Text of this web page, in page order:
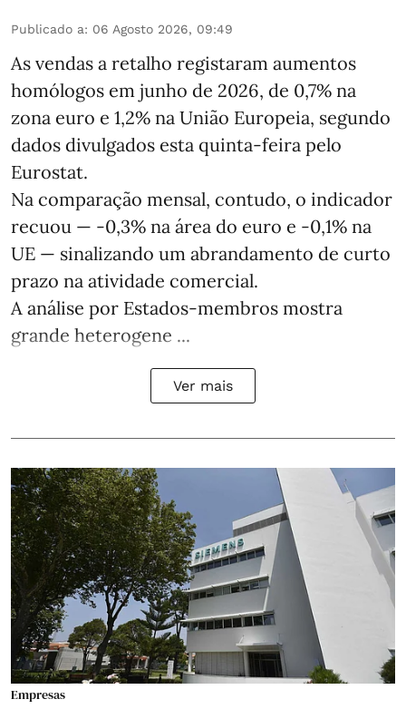
Publicado a: 06 Agosto 2026, 09:49
As vendas a retalho registaram aumentos
homólogos em junho de 2026, de 0,7% na
zona euro e 1,2% na União Europeia, segundo
dados divulgados esta quinta-feira pelo
Eurostat.
Na comparação mensal, contudo, o indicador
recuou — -0,3% na área do euro e -0,1% na
UE — sinalizando um abrandamento de curto
prazo na atividade comercial.
A análise por Estados‑membros mostra
grande heterogene ...
Ver mais
Empresas